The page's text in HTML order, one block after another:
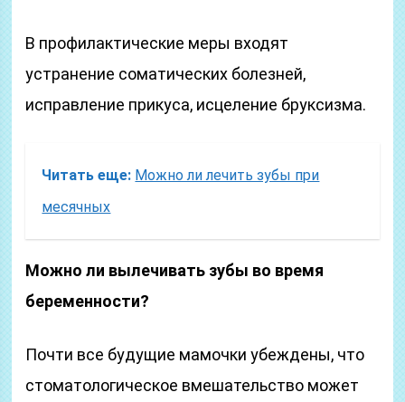
В профилактические меры входят
устранение соматических болезней,
исправление прикуса, исцеление бруксизма.
Читать еще: Можно ли лечить зубы при
месячных
Можно ли вылечивать зубы во время
беременности?
Почти все будущие мамочки убеждены, что
стоматологическое вмешательство может